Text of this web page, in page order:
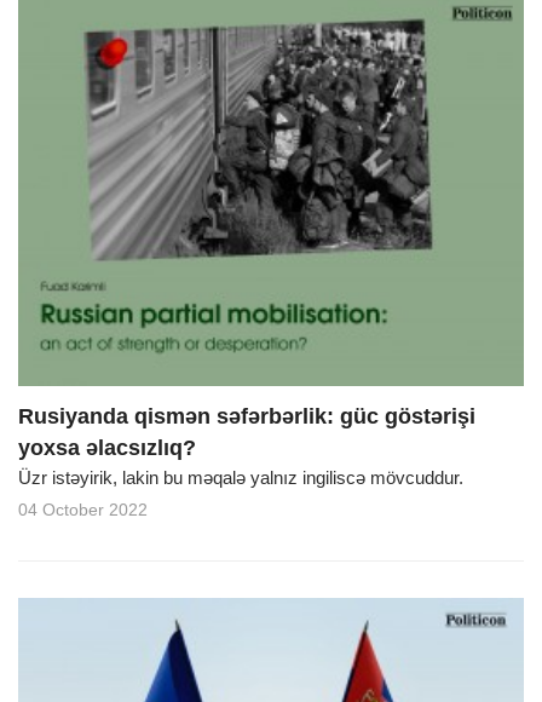
Rusiyanda qismən səfərbərlik: güc göstərişi
yoxsa əlacsızlıq?
Üzr istəyirik, lakin bu məqalə yalnız ingiliscə mövcuddur.
04 October 2022